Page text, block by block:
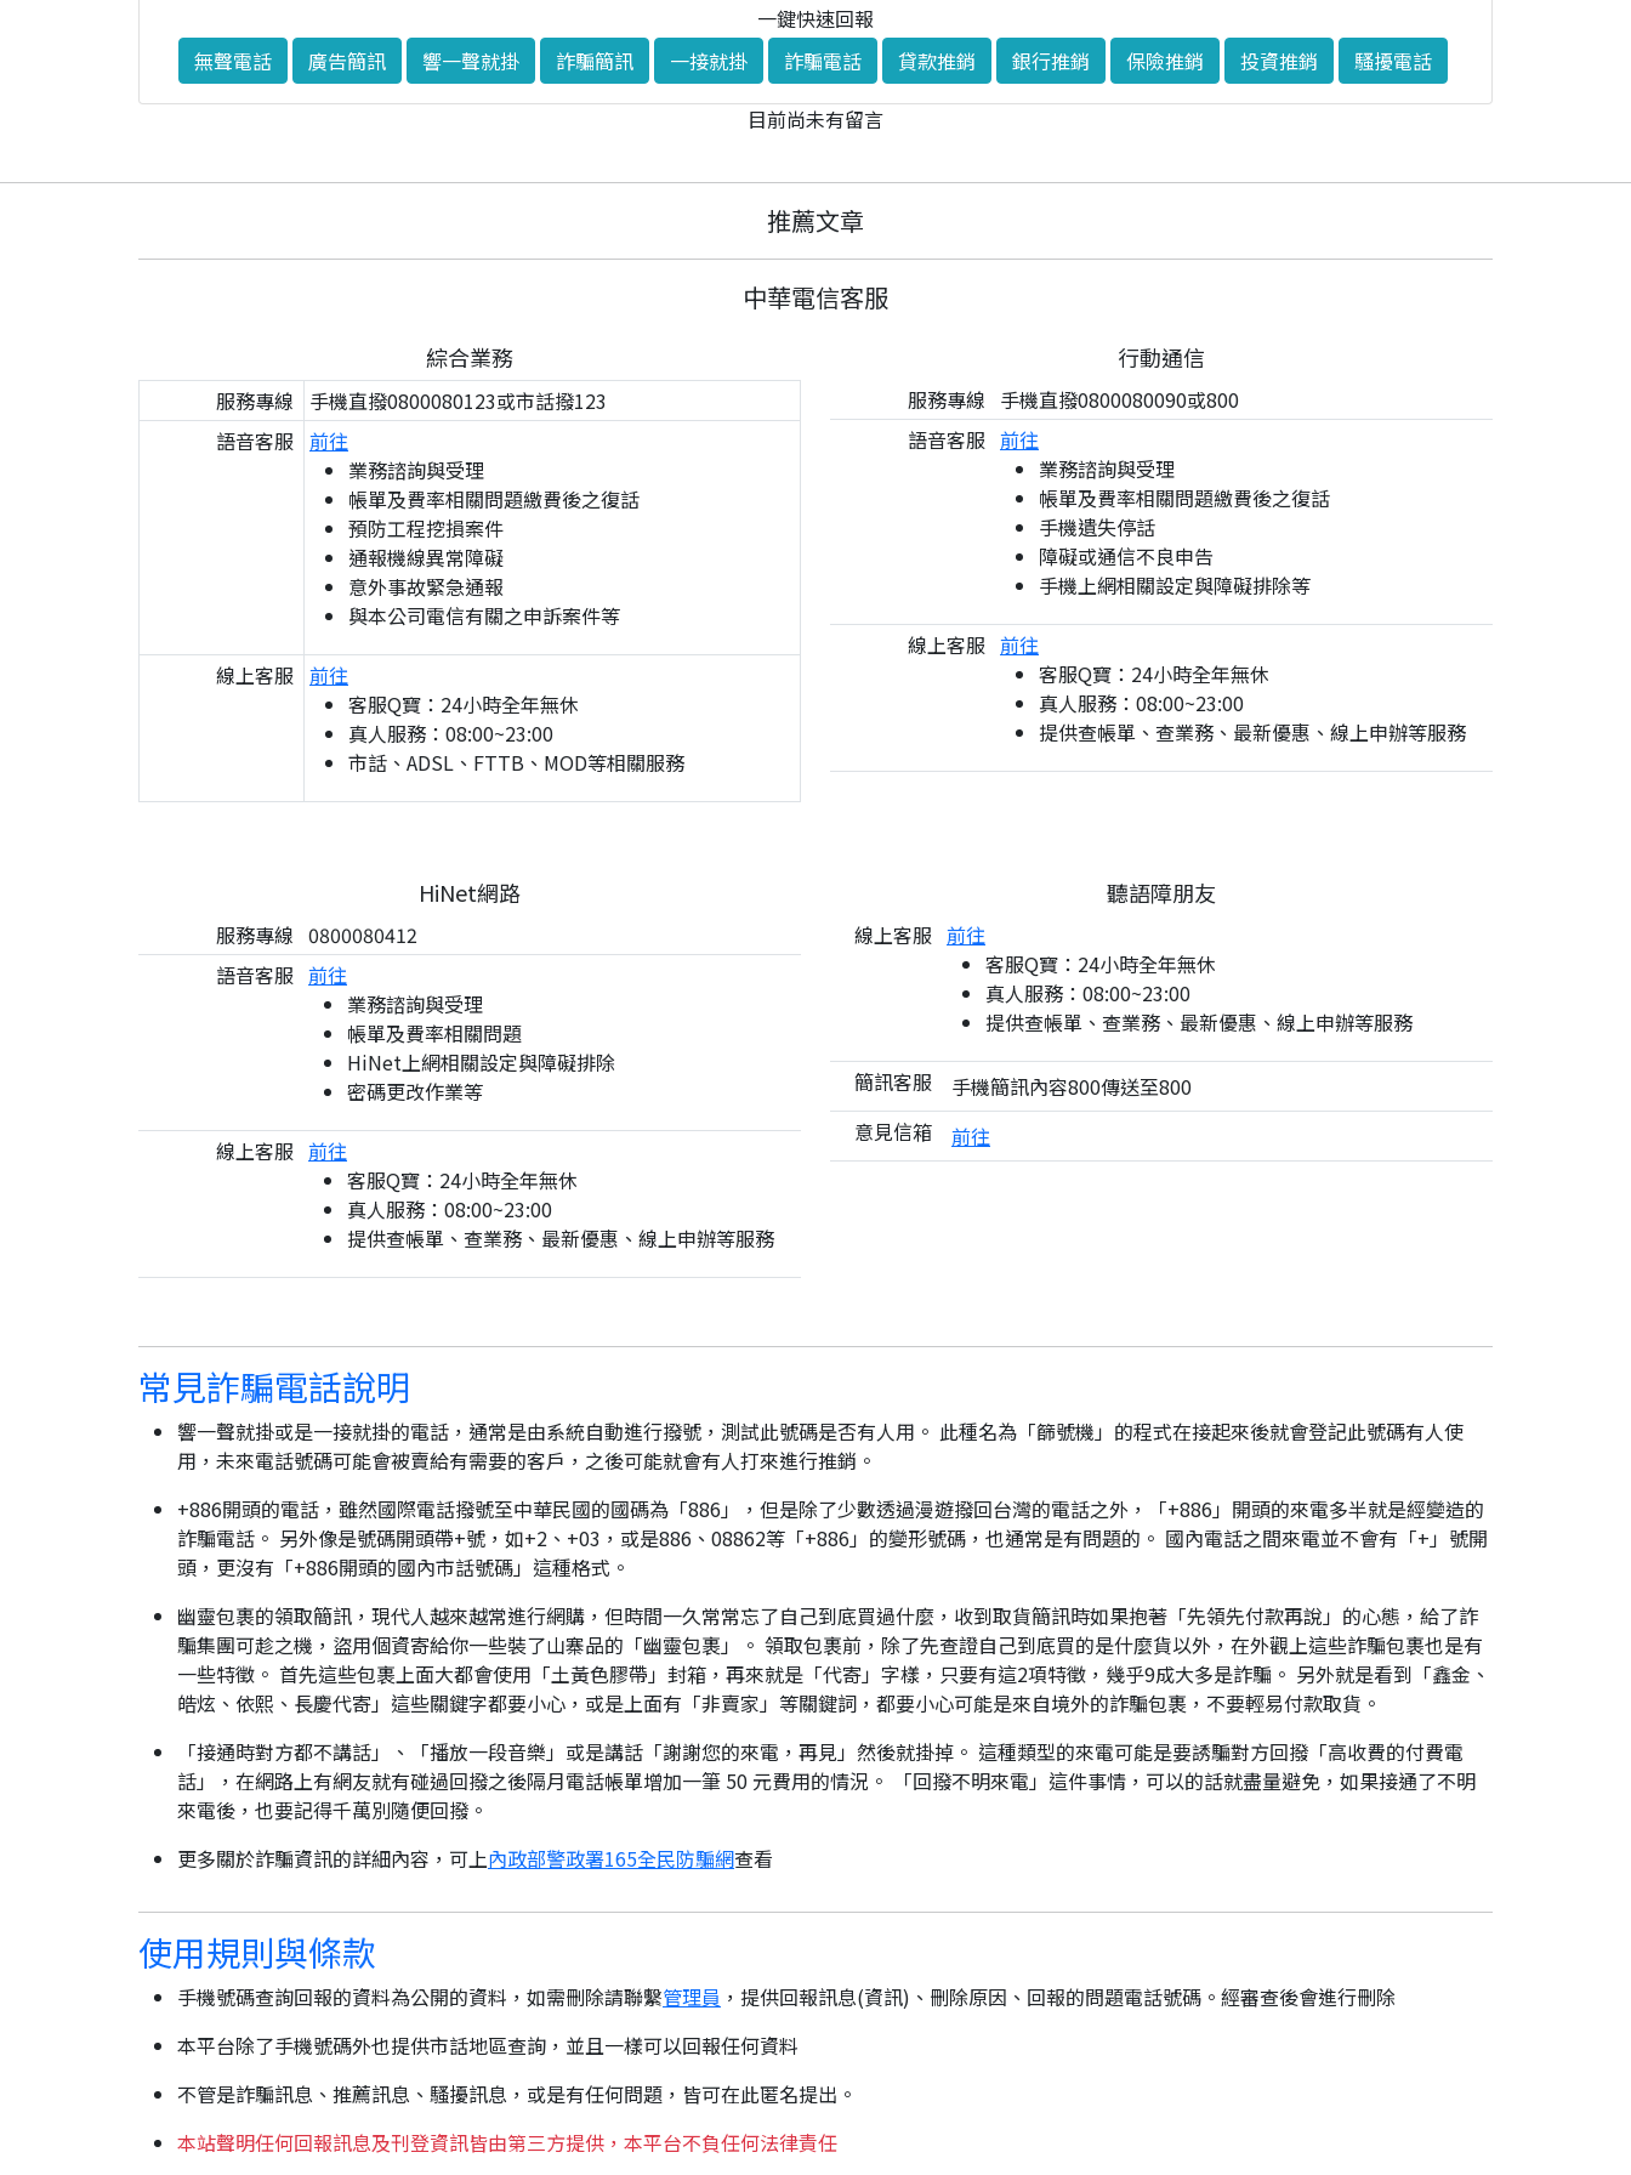
一鍵快速回報
無聲電話
廣告簡訊 響一聲就掛 詐騙簡訊 一接就掛 詐騙電話 貸款推銷 銀行推銷 保險推銷 投資推銷
騷擾電話
目前尚未有留言
推薦文章
中華電信客服
綜合業務
服務專線
手機直撥0800080123或市話撥123
語音客服 前往
業務諮詢與受理
帳單及費率相關問題繳費後之復話
預防工程挖損案件
通報機線異常障礙
意外事故緊急通報
與本公司電信有關之申訴案件等
線上客服 前往
客服Q寶：24小時全年無休
真人服務：08:00~23:00
市話、ADSL、FTTB、MOD等相關服務
行動通信
服務專線 手機直撥0800080090或800
語音客服 前往
業務諮詢與受理
帳單及費率相關問題繳費後之復話
手機遺失停話
障礙或通信不良申告
手機上網相關設定與障礙排除等
線上客服 前往
客服Q寶：24小時全年無休
真人服務：08:00~23:00
提供查帳單、查業務、最新優惠、線上申辦等服務
HiNet網路
服務專線 0800080412
語音客服 前往
業務諮詢與受理
帳單及費率相關問題
HiNet上網相關設定與障礙排除
密碼更改作業等
線上客服 前往
客服Q寶：24小時全年無休
真人服務：08:00~23:00
提供查帳單、查業務、最新優惠、線上申辦等服務
聽語障朋友
線上客服 前往
客服Q寶：24小時全年無休
真人服務：08:00~23:00
提供查帳單、查業務、最新優惠、線上申辦等服務
簡訊客服
手機簡訊內容800傳送至800
意見信箱
前往
常見詐騙電話說明
響一聲就掛或是一接就掛的電話，通常是由系統自動進行撥號，測試此號碼是否有人用。 此種名為「篩號機」的程式在接起來後就會登記此號碼有人使
用，未來電話號碼可能會被賣給有需要的客戶，之後可能就會有人打來進行推銷。
+886開頭的電話，雖然國際電話撥號至中華民國的國碼為「886」，但是除了少數透過漫遊撥回台灣的電話之外，「+886」開頭的來電多半就是經變造的
詐騙電話。 另外像是號碼開頭帶+號，如+2、+03，或是886、08862等「+886」的變形號碼，也通常是有問題的。 國內電話之間來電並不會有「+」號開
頭，更沒有「+886開頭的國內市話號碼」這種格式。
幽靈包裹的領取簡訊，現代人越來越常進行網購，但時間一久常常忘了自己到底買過什麼，收到取貨簡訊時如果抱著「先領先付款再說」的心態，給了詐
騙集團可趁之機，盜用個資寄給你一些裝了山寨品的「幽靈包裹」。 領取包裹前，除了先查證自己到底買的是什麼貨以外，在外觀上這些詐騙包裹也是有
一些特徵。 首先這些包裹上面大都會使用「土黃色膠帶」封箱，再來就是「代寄」字樣，只要有這2項特徵，幾乎9成大多是詐騙。 另外就是看到「鑫金、
皓炫、依熙、長慶代寄」這些關鍵字都要小心，或是上面有「非賣家」等關鍵詞，都要小心可能是來自境外的詐騙包裹，不要輕易付款取貨。
「接通時對方都不講話」、「播放一段音樂」或是講話「謝謝您的來電，再見」然後就掛掉。 這種類型的來電可能是要誘騙對方回撥「高收費的付費電
話」，在網路上有網友就有碰過回撥之後隔月電話帳單增加一筆 50 元費用的情況。 「回撥不明來電」這件事情，可以的話就盡量避免，如果接通了不明
來電後，也要記得千萬別隨便回撥。
更多關於詐騙資訊的詳細內容，可上內政部警政署165全民防騙網查看
使用規則與條款
手機號碼查詢回報的資料為公開的資料，如需刪除請聯繫管理員 ，提供回報訊息(資訊)、刪除原因、回報的問題電話號碼。經審查後會進行刪除
本平台除了手機號碼外也提供市話地區查詢，並且一樣可以回報任何資料
不管是詐騙訊息、推薦訊息、騷擾訊息，或是有任何問題，皆可在此匿名提出。
本站聲明任何回報訊息及刊登資訊皆由第三方提供，本平台不負任何法律責任